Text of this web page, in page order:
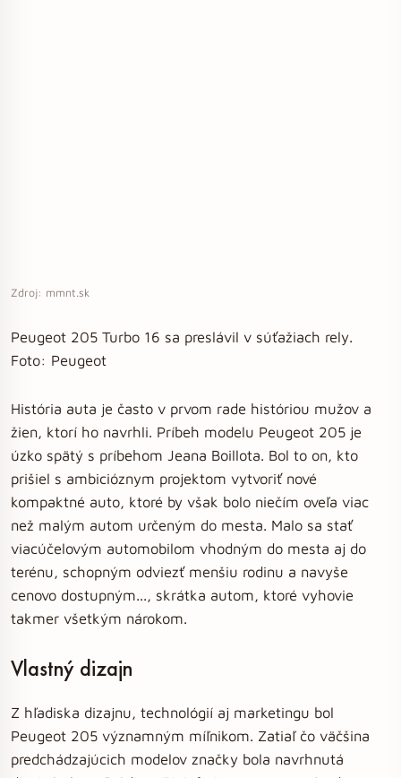
Zdroj: mmnt.sk
Peugeot 205 Turbo 16 sa preslávil v súťažiach rely.
Foto: Peugeot
História auta je často v prvom rade históriou mužov a
žien, ktorí ho navrhli. Príbeh modelu Peugeot 205 je
úzko spätý s príbehom Jeana Boillota. Bol to on, kto
prišiel s ambicióznym projektom vytvoriť nové
kompaktné auto, ktoré by však bolo niečím oveľa viac
než malým autom určeným do mesta. Malo sa stať
viacúčelovým automobilom vhodným do mesta aj do
terénu, schopným odviezť menšiu rodinu a navyše
cenovo dostupným..., skrátka autom, ktoré vyhovie
takmer všetkým nárokom.
Vlastný dizajn
Z hľadiska dizajnu, technológií aj marketingu bol
Peugeot 205 významným míľnikom. Zatiaľ čo väčšina
predchádzajúcich modelov značky bola navrhnutá